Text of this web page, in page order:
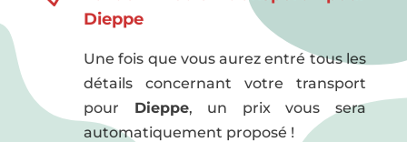
Dieppe
Une fois que vous aurez entré tous les
détails concernant votre transport
pour Dieppe, un prix vous sera
automatiquement proposé !